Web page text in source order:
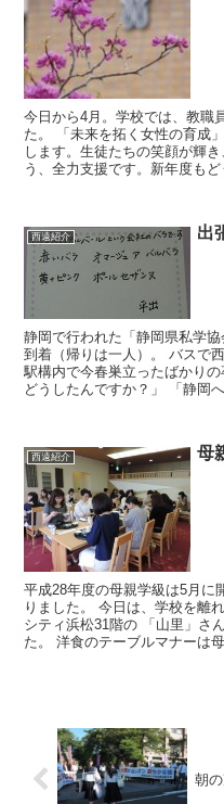
今日から4月。学校では、教職
た。 「未来を拓く女性の育成
します。生徒たちの笑顔が輝
う、全力支援です。新年度もど
西遠紹介 出
静岡で行われた「静岡県私学
到着（帰りは一人）。 バスで
駅構内で今春巣立ったばかり
どうしたんですか？」 「静岡
西遠紹介 母
平成28年度の母親学級は5月に
りました。 今日は、学校を離
シティ浜松31階の 「山里」さ
た。 洋食のテーブルマナーは
朝